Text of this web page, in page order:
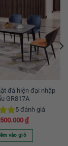
đá hiện đại nhập
GR817A
5 đánh giá
₫
vào giỏ